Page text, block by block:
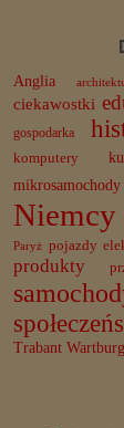
Anglia
ciekawostki
gospodarka
komputery
mikrosamochody
Niemcy
Paryż pojazdy
produkty
Trabant Wartburg